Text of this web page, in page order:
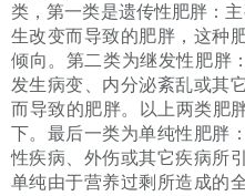
类，第一类是遗传性肥胖：
生改变而导致的肥胖，这种
倾向。第二类为继发性肥胖
发生病变、内分泌紊乱或其
而导致的肥胖。以上两类肥
下。最后一类为单纯性肥胖
性疾病、外伤或其它疾病所
单纯由于营养过剩所造成的